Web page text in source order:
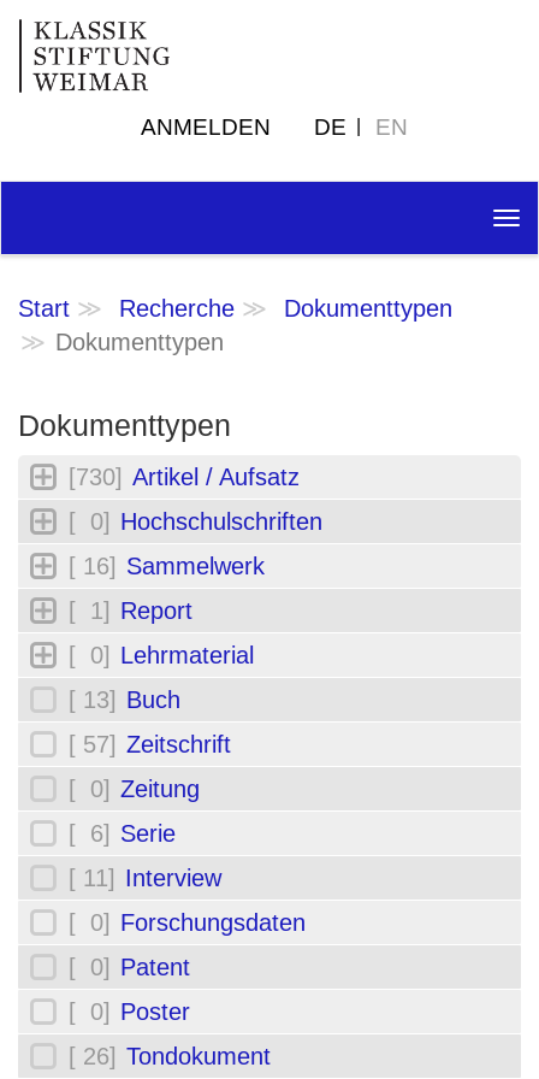
ANMELDEN DE EN
Start Recherche
Dokumenttypen
Dokumenttypen
Dokumenttypen
[730] Artikel / Aufsatz
[ 0] Hochschulschriften
[ 16] Sammelwerk
[ 1] Report
[ 0] Lehrmaterial
[ 13] Buch
[ 57] Zeitschrift
[ 0] Zeitung
[ 6] Serie
[ 11] Interview
[ 0] Forschungsdaten
[ 0] Patent
[ 0] Poster
[ 26] Tondokument